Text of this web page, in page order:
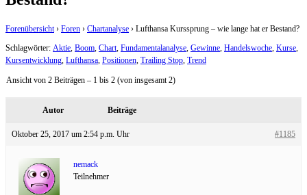
Forenübersicht › Foren › Chartanalyse › Lufthansa Kurssprung – wie lange hat er Bestand?
Schlagwörter: Aktie, Boom, Chart, Fundamentalanalyse, Gewinne, Handelswoche, Kurse,
Kursentwicklung, Lufthansa, Positionen, Trailing Stop, Trend
Ansicht von 2 Beiträgen – 1 bis 2 (von insgesamt 2)
Autor Beiträge
Oktober 25, 2017 um 2:54 p.m. Uhr #1185
nemack
Teilnehmer